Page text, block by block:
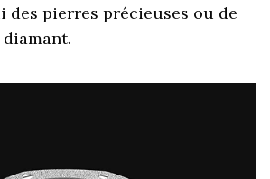
des pierres précieuses ou de